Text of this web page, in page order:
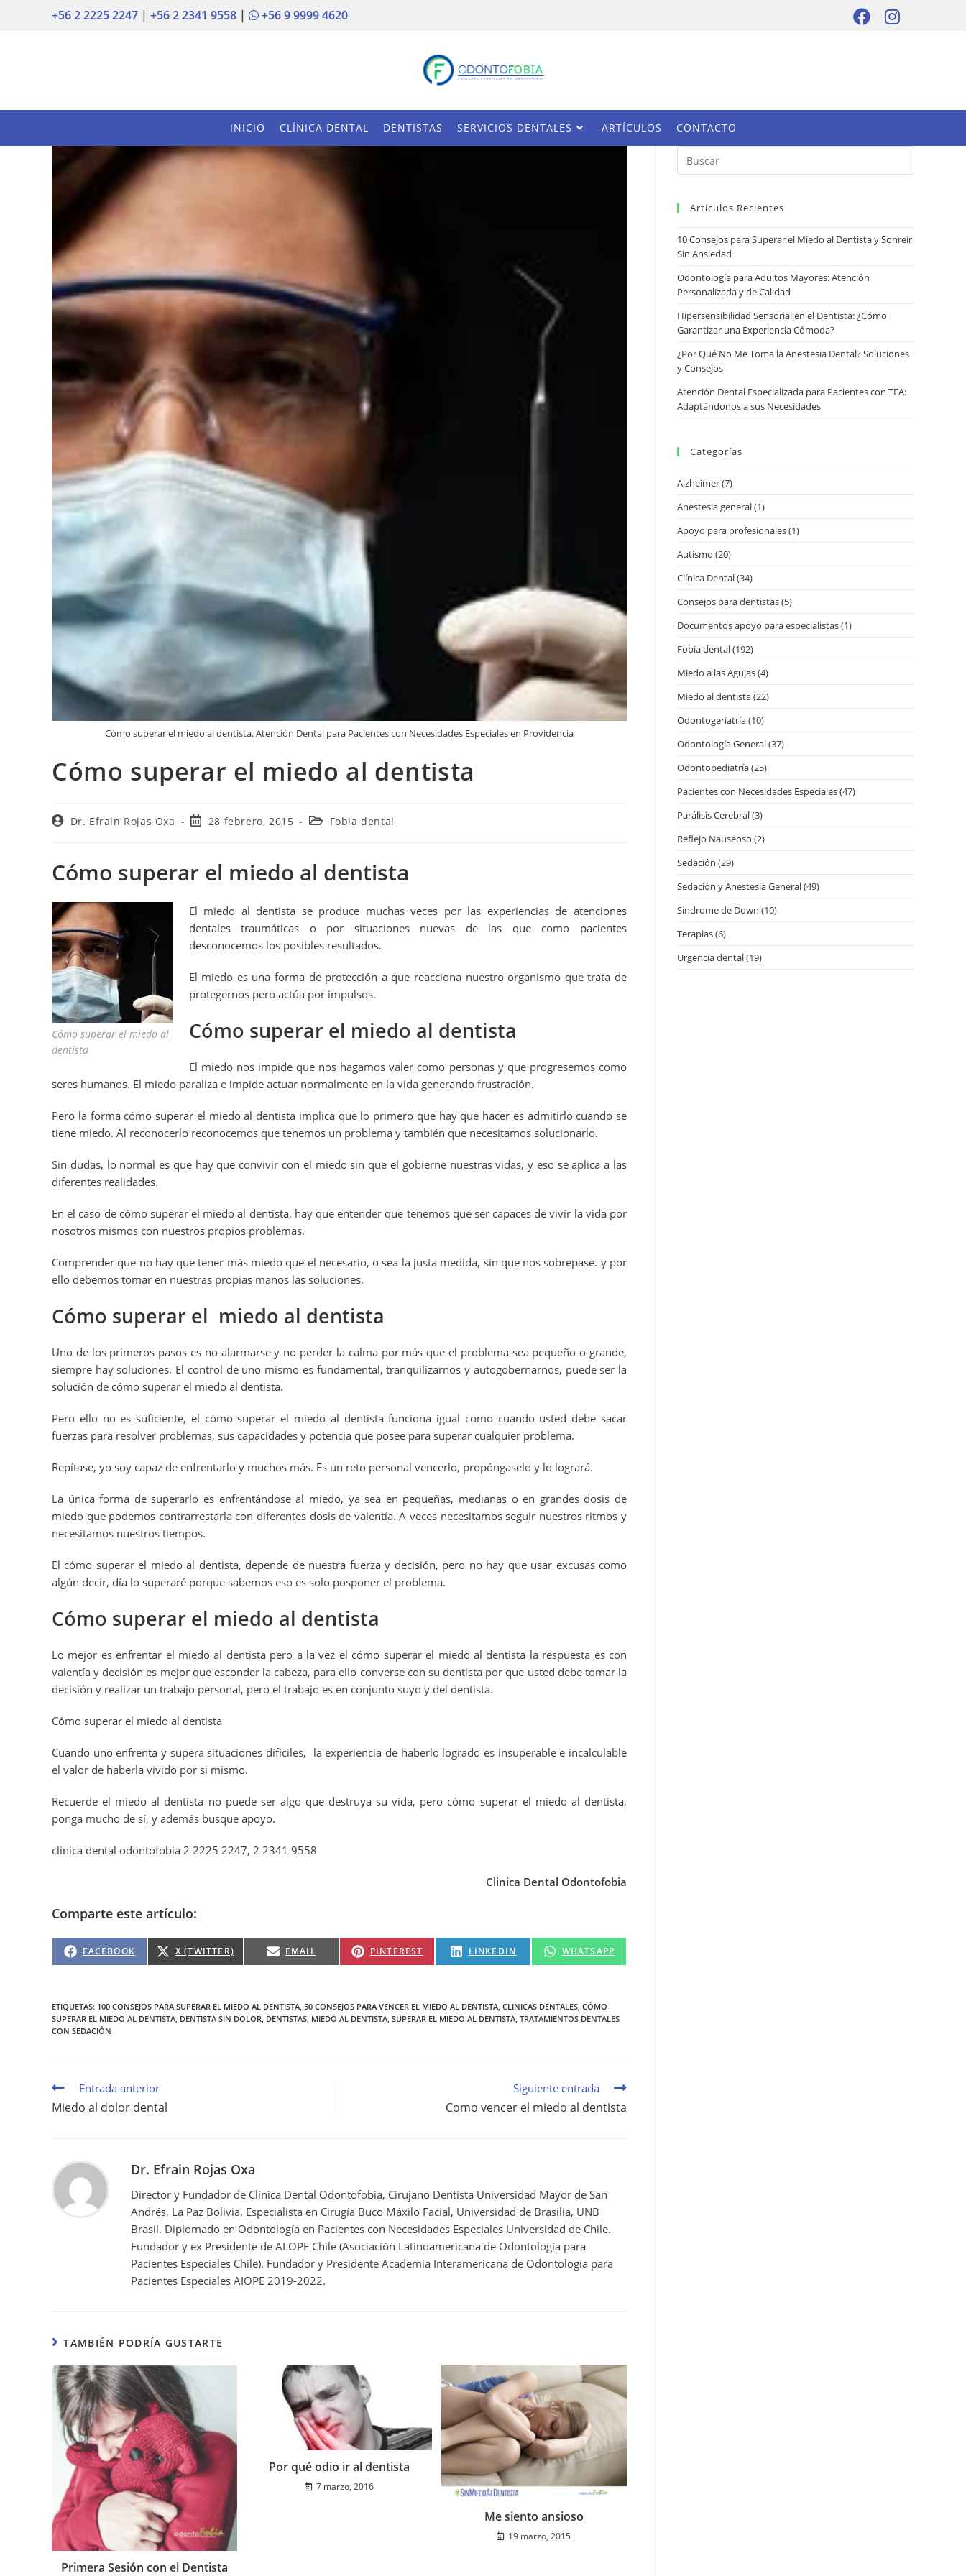
+56 2 2225 2247 | +56 2 2341 9558 | +56 9 9999 4620
INICIO CLÍNICA DENTAL DENTISTAS SERVICIOS DENTALES ARTÍCULOS CONTACTO
Cómo superar el miedo al dentista. Atención Dental para Pacientes con Necesidades Especiales en Providencia
Cómo superar el miedo al dentista
Dr. Efrain Rojas Oxa 28 febrero, 2015 Fobia dental
Cómo superar el miedo al dentista
Cómo superar el miedo al
dentista
El miedo al dentista se produce muchas veces por las experiencias de atenciones
dentales traumáticas o por situaciones nuevas de las que como pacientes
desconocemos los posibles resultados.
El miedo es una forma de protección a que reacciona nuestro organismo que trata de
protegernos pero actúa por impulsos.
Cómo superar el miedo al dentista
El miedo nos impide que nos hagamos valer como personas y que progresemos como
seres humanos. El miedo paraliza e impide actuar normalmente en la vida generando frustración.
Pero la forma cómo superar el miedo al dentista implica que lo primero que hay que hacer es admitirlo cuando se
tiene miedo. Al reconocerlo reconocemos que tenemos un problema y también que necesitamos solucionarlo.
Sin dudas, lo normal es que hay que convivir con el miedo sin que el gobierne nuestras vidas, y eso se aplica a las
diferentes realidades.
En el caso de cómo superar el miedo al dentista, hay que entender que tenemos que ser capaces de vivir la vida por
nosotros mismos con nuestros propios problemas.
Comprender que no hay que tener más miedo que el necesario, o sea la justa medida, sin que nos sobrepase. y por
ello debemos tomar en nuestras propias manos las soluciones.
Cómo superar el miedo al dentista
Uno de los primeros pasos es no alarmarse y no perder la calma por más que el problema sea pequeño o grande,
siempre hay soluciones. El control de uno mismo es fundamental, tranquilizarnos y autogobernarnos, puede ser la
solución de cómo superar el miedo al dentista.
Pero ello no es suficiente, el cómo superar el miedo al dentista funciona igual como cuando usted debe sacar
fuerzas para resolver problemas, sus capacidades y potencia que posee para superar cualquier problema.
Repítase, yo soy capaz de enfrentarlo y muchos más. Es un reto personal vencerlo, propóngaselo y lo logrará.
La única forma de superarlo es enfrentándose al miedo, ya sea en pequeñas, medianas o en grandes dosis de
miedo que podemos contrarrestarla con diferentes dosis de valentía. A veces necesitamos seguir nuestros ritmos y
necesitamos nuestros tiempos.
El cómo superar el miedo al dentista, depende de nuestra fuerza y decisión, pero no hay que usar excusas como
algún decir, día lo superaré porque sabemos eso es solo posponer el problema.
Cómo superar el miedo al dentista
Lo mejor es enfrentar el miedo al dentista pero a la vez el cómo superar el miedo al dentista la respuesta es con
valentía y decisión es mejor que esconder la cabeza, para ello converse con su dentista por que usted debe tomar la
decisión y realizar un trabajo personal, pero el trabajo es en conjunto suyo y del dentista.
Cómo superar el miedo al dentista
Cuando uno enfrenta y supera situaciones difíciles, la experiencia de haberlo logrado es insuperable e incalculable
el valor de haberla vivido por si mismo.
Recuerde el miedo al dentista no puede ser algo que destruya su vida, pero cómo superar el miedo al dentista,
ponga mucho de sí, y además busque apoyo.
clinica dental odontofobia 2 2225 2247, 2 2341 9558
Clinica Dental Odontofobia
Comparte este artículo:
FACEBOOK X (TWITTER) EMAIL PINTEREST LINKEDIN WHATSAPP
ETIQUETAS: 100 CONSEJOS PARA SUPERAR EL MIEDO AL DENTISTA 50 CONSEJOS PARA VENCER EL MIEDO AL DENTISTA CLINICAS DENTALES CÓMO
SUPERAR EL MIEDO AL DENTISTA DENTISTA SIN DOLOR DENTISTAS MIEDO AL DENTISTA SUPERAR EL MIEDO AL DENTISTA TRATAMIENTOS DENTALES
CON SEDACIÓN
Entrada anterior
Miedo al dolor dental
Siguiente entrada
Como vencer el miedo al dentista
Dr. Efrain Rojas Oxa
Director y Fundador de Clínica Dental Odontofobia, Cirujano Dentista Universidad Mayor de San
Andrés, La Paz Bolivia. Especialista en Cirugía Buco Máxilo Facial, Universidad de Brasilia, UNB
Brasil. Diplomado en Odontología en Pacientes con Necesidades Especiales Universidad de Chile.
Fundador y ex Presidente de ALOPE Chile (Asociación Latinoamericana de Odontología para
Pacientes Especiales Chile). Fundador y Presidente Academia Interamericana de Odontología para
Pacientes Especiales AIOPE 2019-2022.
TAMBIÉN PODRÍA GUSTARTE
Primera Sesión con el Dentista
Por qué odio ir al dentista
7 marzo, 2016
Me siento ansioso
19 marzo, 2015
Artículos Recientes
10 Consejos para Superar el Miedo al Dentista y Sonreír
Sin Ansiedad
Odontología para Adultos Mayores: Atención
Personalizada y de Calidad
Hipersensibilidad Sensorial en el Dentista: ¿Cómo
Garantizar una Experiencia Cómoda?
¿Por Qué No Me Toma la Anestesia Dental? Soluciones
y Consejos
Atención Dental Especializada para Pacientes con TEA:
Adaptándonos a sus Necesidades
Categorías
Alzheimer(7)
Anestesia general(1)
Apoyo para profesionales(1)
Autismo (20)
Clínica Dental(34)
Consejos para dentistas(5)
Documentos apoyo para especialistas(1)
Fobia dental(192)
Miedo a las Agujas(4)
Miedo al dentista(22)
Odontogeriatría(10)
Odontología General(37)
Odontopediatría(25)
Pacientes con Necesidades Especiales(47)
Parálisis Cerebral(3)
Reflejo Nauseoso (2)
Sedación (29)
Sedación y Anestesia General(49)
Síndrome de Down (10)
Terapias(6)
Urgencia dental(19)